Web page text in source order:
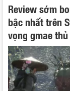
Review sớm
bậc nhất trên
vọng gmae thủ